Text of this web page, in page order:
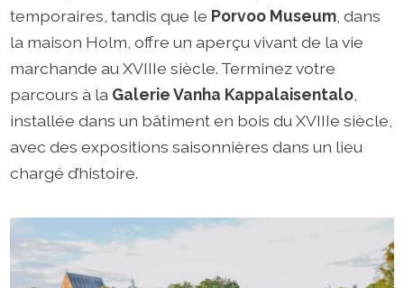
temporaires, tandis que le Porvoo Museum , dans
la maison Holm, offre un aperçu vivant de la vie
marchande au XVIIIe siècle. Terminez votre
parcours à la Galerie Vanha Kappalaisentalo
installée dans un bâtiment en bois du XVIIIe siècle,
avec des expositions saisonnières dans un lieu
chargé d’histoire.